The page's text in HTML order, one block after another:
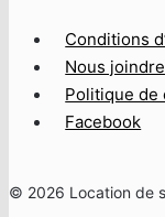
Conditions
Nous joindre
Politique de
Facebook
© 2026 Location de